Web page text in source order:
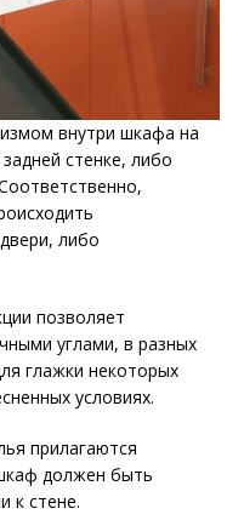
внутри шкафа на
стенке, либо
либо
позволяет
углами, в разных
глажки некоторых
условиях.
прилагаются
должен быть
к стене.